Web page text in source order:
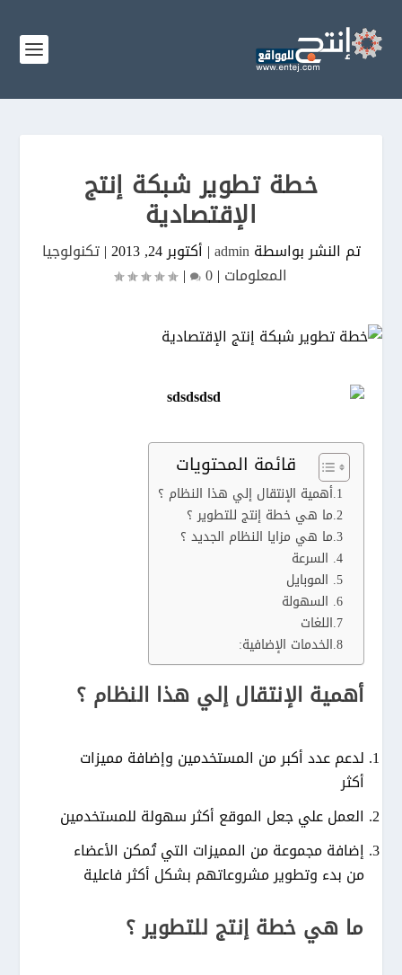
خطة تطوير شبكة إنتج
الإقتصادية
تم النشر بواسطةadmin
| أكتوبر 24, 2013 |تكنولوجيا
المعلومات |
0
|
قائمة المحتويات
أهمية الإنتقال إلي هذا النظام ؟
ما هي خطة إنتج للتطوير ؟
ما هي مزايا النظام الجديد ؟
السرعة
الموبايل
السهولة
اللغات
الخدمات الإضافية:
أهمية الإنتقال إلي هذا النظام ؟
لدعم عدد أكبر من المستخدمين وإضافة مميزات
أكثر
العمل علي جعل الموقع أكثر سهولة للمستخدمين
إضافة مجموعة من المميزات التي تُمكن الأعضاء
من بدء وتطوير مشروعاتهم بشكل أكثر فاعلية
ما هي خطة إنتج للتطوير ؟